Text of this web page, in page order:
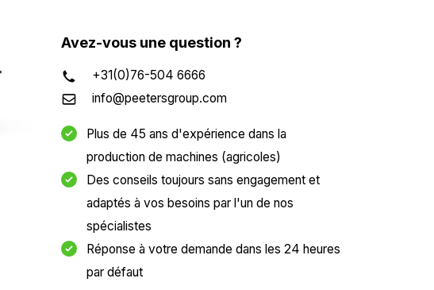
Avez-vous une question ?
+31(0)76-504 6666
info@peetersgroup.com
Plus de 45 ans d'expérience dans la
production de machines (agricoles)
Des conseils toujours sans engagement et
adaptés à vos besoins par l'un de nos
spécialistes
Réponse à votre demande dans les 24 heures
par défaut